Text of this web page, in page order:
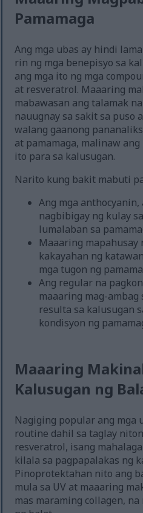
Pamamaga
Ang mga ubas ay hindi
rin ng mga benepisyo sa
ang mga ito ng mga
at resveratrol. Maaaring
mabawasan ang talamak
nauugnay sa sakit sa puso
walang gaanong
at pamamaga, malinaw
ito para sa kalusugan.
Narito kung bakit mabuti
Ang mga
nagbibigay ng kulay
lumalaban sa
Maaaring mapahusay
kakayahan ng
mga tugon ng
Ang regular na
maaaring mag-ambag
resulta sa kalusugan
kondisyon ng
Maaaring
Kalusugan ng
Nagiging popular ang mga
routine dahil sa taglay
resveratrol, isang
kilala sa pagpapalakas ng
Pinoprotektahan nito ang
mula sa UV at maaaring
mas maraming collagen,